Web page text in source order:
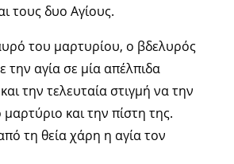
τους δυο Αγίους.
του μαρτυρίου, ο βδελυρός
την αγία σε μία απέλπιδα
την τελευταία στιγμή να την
και την πίστη της.
τη θεία χάρη η αγία τον